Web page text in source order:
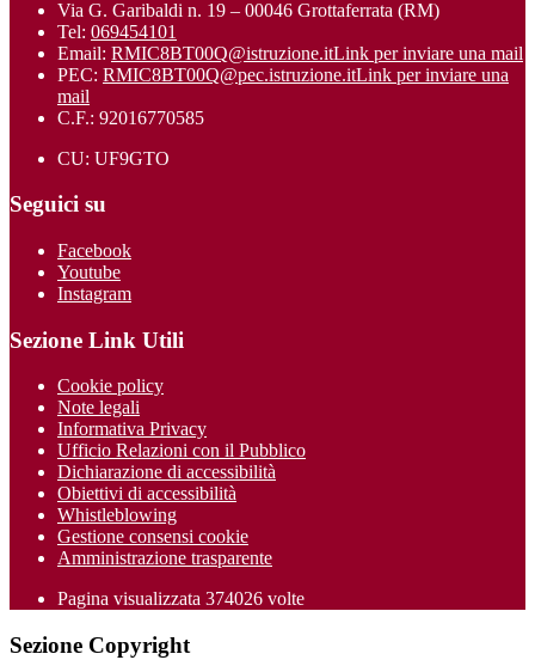
Via G. Garibaldi n. 19 – 00046 Grottaferrata (RM)
Tel: 069454101
Email: RMIC8BT00Q@istruzione.itLink per inviare una mail
PEC: RMIC8BT00Q@pec.istruzione.itLink per inviare una
mail
C.F.: 92016770585
CU: UF9GTO
Seguici su
Facebook
Youtube
Instagram
Sezione Link Utili
Cookie policy
Note legali
Informativa Privacy
Ufficio Relazioni con il Pubblico
Dichiarazione di accessibilità
Obiettivi di accessibilità
Whistleblowing
Gestione consensi cookie
Amministrazione trasparente
Pagina visualizzata 374026 volte
Sezione Copyright